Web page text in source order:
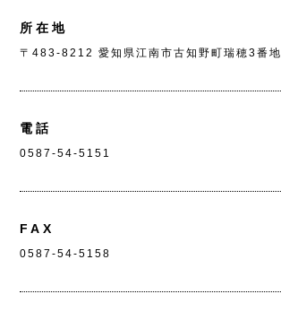
所在地
〒483-8212 愛知県江南市古知野町瑞穂3番地
電話
0587-54-5151
FAX
0587-54-5158